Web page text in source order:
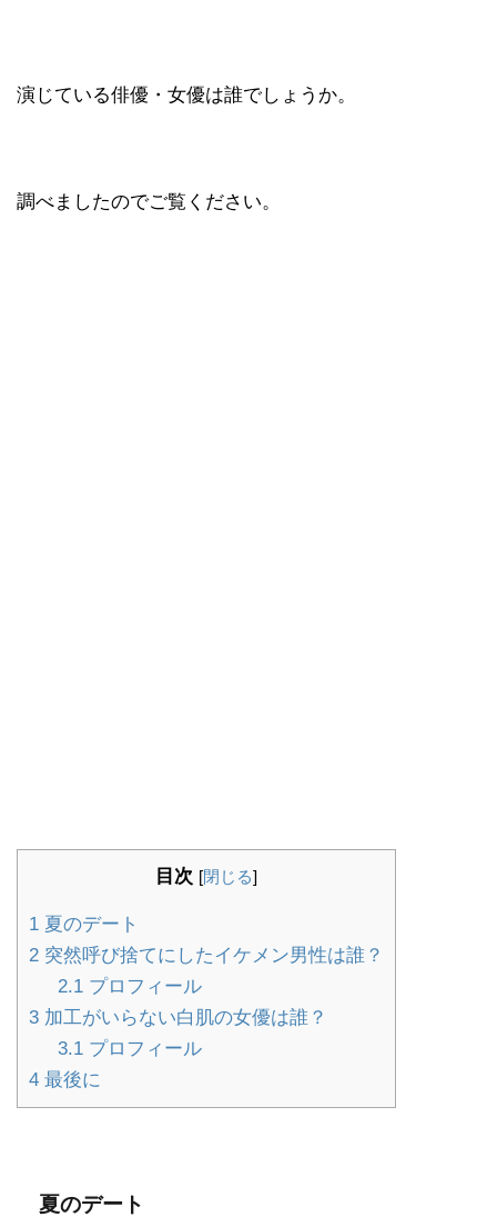
演じている俳優・女優は誰でしょうか。
調べましたのでご覧ください。
目次 [閉じる]
1 夏のデート
2 突然呼び捨てにしたイケメン男性は誰？
2.1プロフィール
3 加工がいらない白肌の女優は誰？
3.1プロフィール
4 最後に
夏のデート